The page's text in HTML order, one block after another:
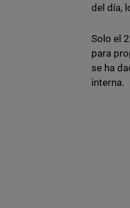
del día,
Solo el
para
se ha
interna.